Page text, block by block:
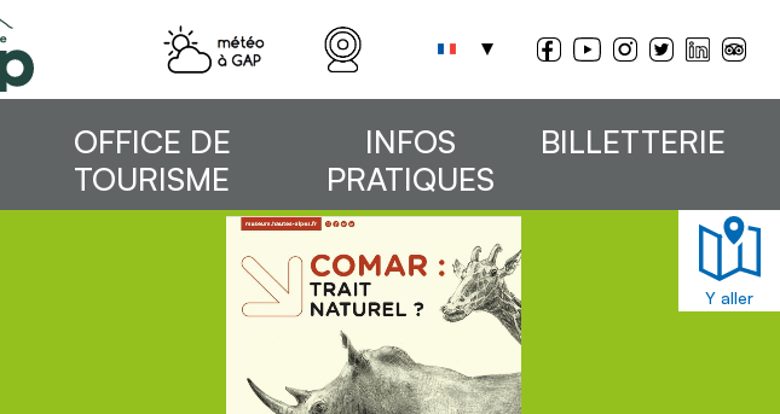
OFFICE DE
TOURISME
INFOS
PRATIQUES
BILLETTERIE
Y aller